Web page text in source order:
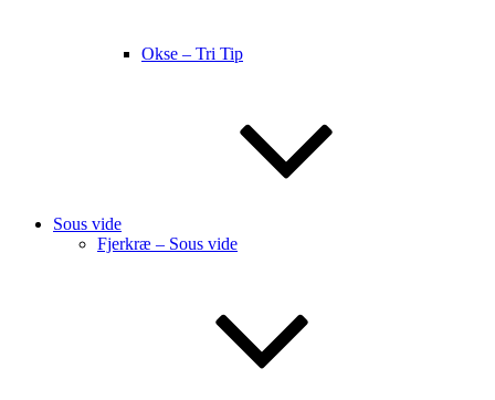
Okse – Tri Tip
Sous vide
Fjerkræ – Sous vide